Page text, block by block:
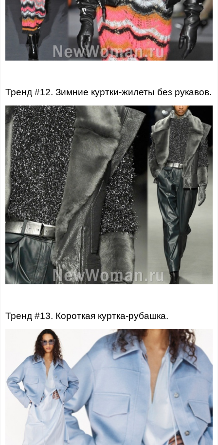
Тренд #12. Зимние куртки-жилеты без рукавов.
Тренд #13. Короткая куртка-рубашка.